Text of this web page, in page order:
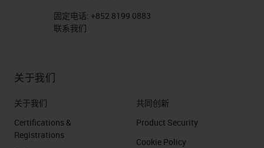
固定电话: +852 8199 0883
联系我们
关于我们
关于我们
Certifications &
Registrations
共同创新
Product Security
Cookie Policy